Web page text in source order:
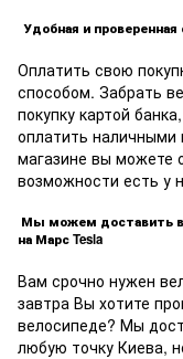
Удобная и
Оплатить свою
способом. Забрать
покупку картой
оплатить
магазине вы можете
возможности есть у
Мы можем доставить
на Марс Tesla
Вам срочно нужен
завтра Вы хотите
велосипеде? Мы
любую точку Киева,